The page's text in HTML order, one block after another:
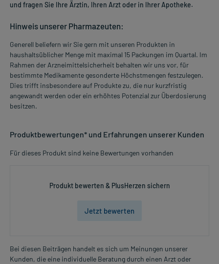
und fragen Sie Ihre Ärztin, Ihren Arzt oder in Ihrer Apotheke.
Hinweis unserer Pharmazeuten:
Generell beliefern wir Sie gern mit unseren Produkten in
haushaltsüblicher Menge mit maximal 15 Packungen im Quartal. Im
Rahmen der Arzneimittelsicherheit behalten wir uns vor, für
bestimmte Medikamente gesonderte Höchstmengen festzulegen.
Dies trifft insbesondere auf Produkte zu, die nur kurzfristig
angewandt werden oder ein erhöhtes Potenzial zur Überdosierung
besitzen.
Produktbewertungen* und Erfahrungen unserer Kunden
Für dieses Produkt sind keine Bewertungen vorhanden
Produkt bewerten & PlusHerzen sichern
Jetzt bewerten
Bei diesen Beiträgen handelt es sich um Meinungen unserer
Kunden, die eine individuelle Beratung durch einen Arzt oder